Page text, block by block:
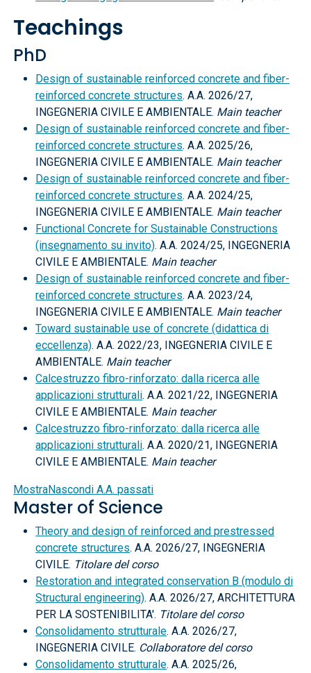
Teachings
PhD
Design of sustainable reinforced concrete and fiber-
reinforced concrete structures. A.A. 2026/27,
INGEGNERIA CIVILE E AMBIENTALE. Main teacher
Design of sustainable reinforced concrete and fiber-
reinforced concrete structures. A.A. 2025/26,
INGEGNERIA CIVILE E AMBIENTALE. Main teacher
Design of sustainable reinforced concrete and fiber-
reinforced concrete structures. A.A. 2024/25,
INGEGNERIA CIVILE E AMBIENTALE. Main teacher
Functional Concrete for Sustainable Constructions
(insegnamento su invito). A.A. 2024/25, INGEGNERIA
CIVILE E AMBIENTALE. Main teacher
Design of sustainable reinforced concrete and fiber-
reinforced concrete structures. A.A. 2023/24,
INGEGNERIA CIVILE E AMBIENTALE. Main teacher
Toward sustainable use of concrete (didattica di
eccellenza). A.A. 2022/23, INGEGNERIA CIVILE E
AMBIENTALE. Main teacher
Calcestruzzo fibro-rinforzato: dalla ricerca alle
applicazioni strutturali. A.A. 2021/22, INGEGNERIA
CIVILE E AMBIENTALE. Main teacher
Calcestruzzo fibro-rinforzato: dalla ricerca alle
applicazioni strutturali. A.A. 2020/21, INGEGNERIA
CIVILE E AMBIENTALE. Main teacher
MostraNascondi A.A. passati
Master of Science
Theory and design of reinforced and prestressed
concrete structures. A.A. 2026/27, INGEGNERIA
CIVILE. Titolare del corso
Restoration and integrated conservation B (modulo di
Structural engineering). A.A. 2026/27, ARCHITETTURA
PER LA SOSTENIBILITA'. Titolare del corso
Consolidamento strutturale. A.A. 2026/27,
INGEGNERIA CIVILE. Collaboratore del corso
Consolidamento strutturale. A.A. 2025/26,